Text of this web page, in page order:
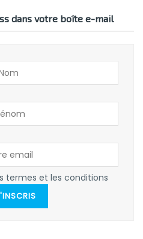
dans votre boîte e-mail
termes et les conditions